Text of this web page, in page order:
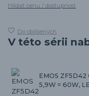
Hlídat cenu / dostupnost
Do oblíbených
V této sérii
EMOS ZF5D42
5,9W = 60W,